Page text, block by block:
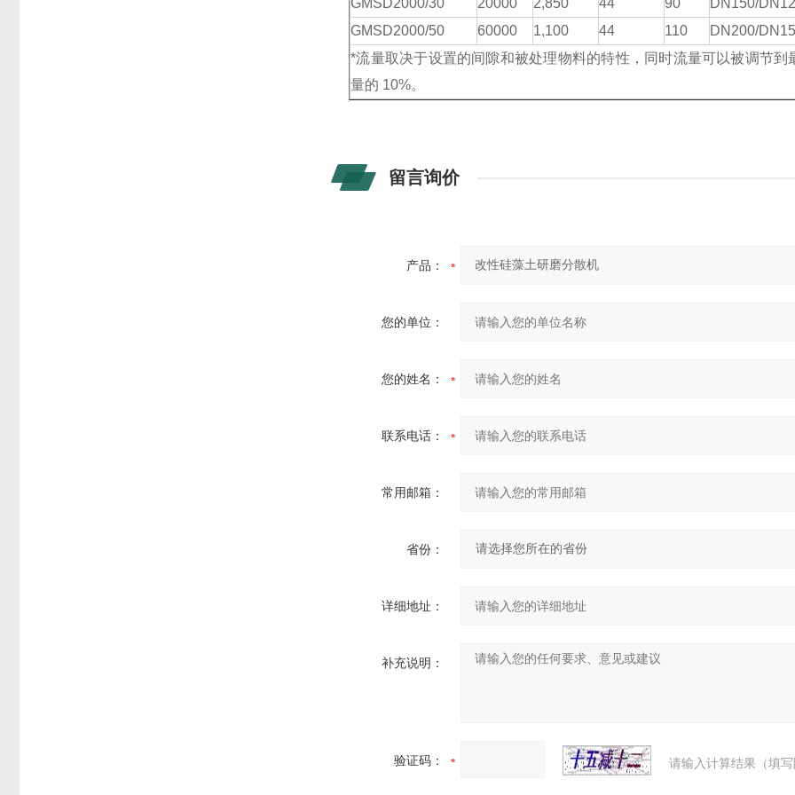
GMSD2000/30 20000 2,850 44 90
DN150/
GMSD2000/50 60000 1,100 44 110
DN200/
*流量取决于设置的间隙和被处理物料的特性，同时流量可以被调节到
量的 10%。
留言询价
产品：
您的单位：
您的姓名：
联系电话：
常用邮箱：
省份：
详细地址：
补充说明：
验证码： 请输入计算结果（填